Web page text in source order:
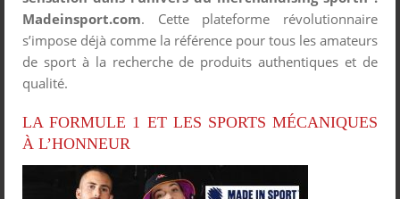
Madeinsport.com. Cette plateforme révolutionnaire
s’impose déjà comme la référence pour tous les amateurs
de sport à la recherche de produits authentiques et de
qualité.
LA FORMULE 1 ET LES SPORTS MÉCANIQUES
À L’HONNEUR